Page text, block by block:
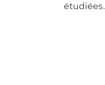
étudiées.